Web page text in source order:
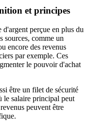
et principes
d'argent perçue en plus du
sources, comme un
encore des revenus
par exemple. Ces
le pouvoir d'achat
être un filet de sécurité
le salaire principal peut
peuvent être